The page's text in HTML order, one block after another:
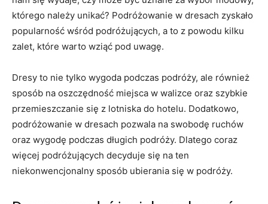
którego należy ‌unikać? Podróżowanie w dresach zyskało⁤
popularność wśród podróżujących, a to​ z powodu kilku‍
zalet,‌ które warto wziąć pod uwagę.
Dresy to⁣ nie tylko ⁣wygoda podczas podróży, ale również
sposób na‍ oszczędność miejsca w ‍walizce‌ oraz szybkie
przemieszczanie ⁣się z lotniska do hotelu. Dodatkowo,
podróżowanie w⁢ dresach pozwala na swobodę ‌ruchów​
oraz wygodę podczas długich podróży. ⁢Dlatego coraz⁢
więcej podróżujących decyduje się na ten​
niekonwencjonalny sposób ubierania się w⁤ podróży.